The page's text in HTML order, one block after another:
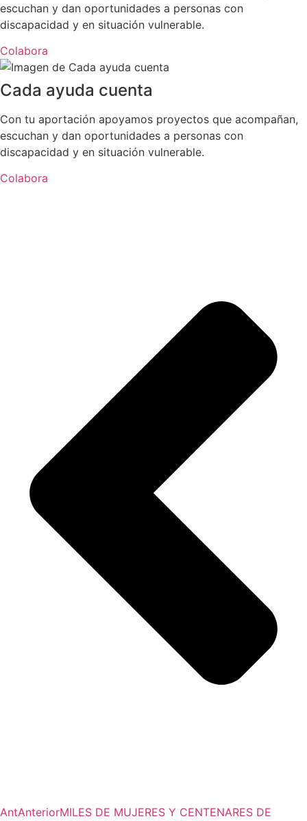
escuchan y dan oportunidades a personas con
discapacidad y en situación vulnerable.
Colabora
Cada ayuda cuenta
Con tu aportación apoyamos proyectos que acompañan,
escuchan y dan oportunidades a personas con
discapacidad y en situación vulnerable.
Colabora
AntAnteriorMILES DE MUJERES Y CENTENARES DE